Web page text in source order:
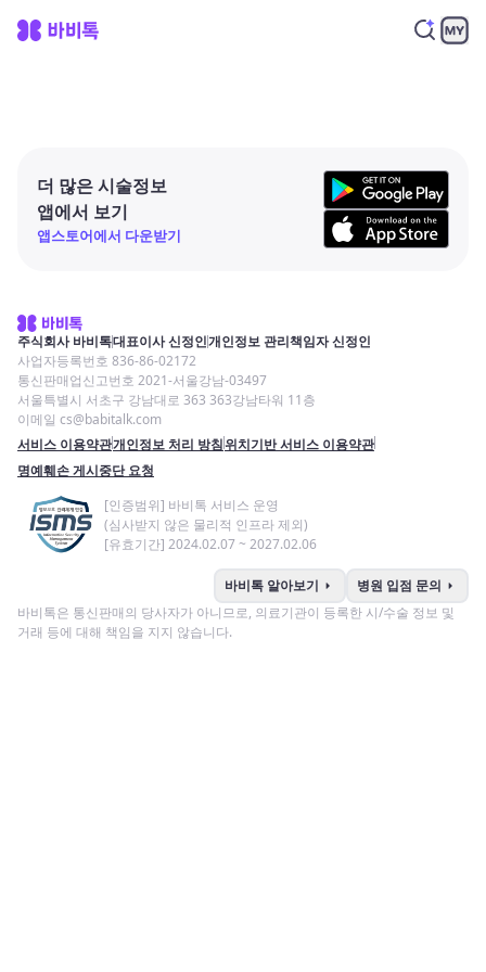
더 많은 시술정보
앱에서 보기
앱스토어에서 다운받기
주식회사 바비톡대표이사 신정인개인정보 관리책임자 신정인
사업자등록번호 836-86-02172
통신판매업신고번호 2021-서울강남-03497
서울특별시 서초구 강남대로 363 363강남타워 11층
이메일 cs@babitalk.com
서비스 이용약관개인정보 처리 방침위치기반 서비스 이용약관
명예훼손 게시중단 요청
[인증범위] 바비톡 서비스 운영
(심사받지 않은 물리적 인프라 제외)
[유효기간] 2024.02.07 ~ 2027.02.06
바비톡 알아보기 arrow_right 병원 입점 문의 arrow_right
바비톡은 통신판매의 당사자가 아니므로, 의료기관이 등록한 시/수술 정보 및
거래 등에 대해 책임을 지지 않습니다.